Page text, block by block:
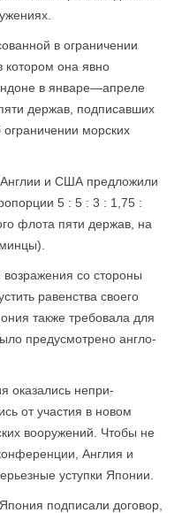
в ограни­чении
котором она явно
в январе—апреле
держав, подписавших
ограни­чении морских
и США предложили
5 : 5 : 3 : 1,75 :
флота пяти держав, на
со сто­роны
равенства своего
также требовала для
предусмотрено англо-
оказались непри­
от участия в новом
вооружений. Чтобы не
Англия и
уступки Японии.
подписали договор,